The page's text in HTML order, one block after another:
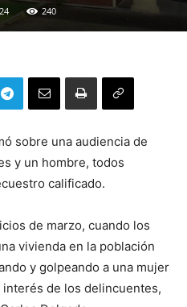
240
sobre una audiencia de
y un hombre, todos
calificado.
de marzo, cuando los
vivienda en la población
y golpeando a una mujer
de los delincuentes,